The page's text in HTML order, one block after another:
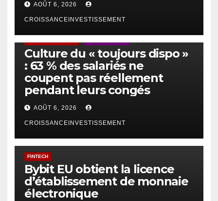
AOÛT 6, 2026
CROISSANCEINVESTISSEMENT
Culture du « toujours dispo »
: 63 % des salariés ne
coupent pas réellement
pendant leurs congés
AOÛT 6, 2026
CROISSANCEINVESTISSEMENT
FINTECH
Bybit EU obtient la licence
d’établissement de monnaie
électronique